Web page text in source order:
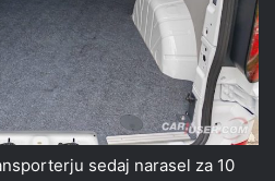
sedaj narasel za 10